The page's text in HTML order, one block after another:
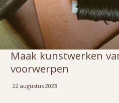
Maak kunstwerken
voorwerpen
22 augustus 2023